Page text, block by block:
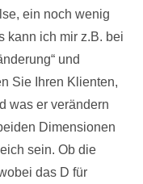
ein noch wenig
kann ich mir z.B. bei
und
Sie Ihren Klienten,
was er verändern
Dimensionen
sein. Ob die
das D für